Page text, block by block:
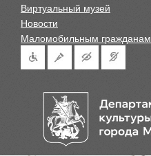
Виртуальный музей
Новости
Маломобильным гражданам